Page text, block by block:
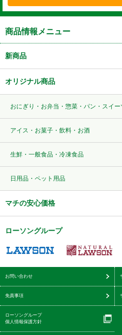
商品情報メニュー
新商品
オリジナル商品
おにぎり・お弁当・惣菜・パン・スイー
アイス・お菓子・飲料・お酒
生鮮・一般食品・冷凍食品
日用品・ペット用品
マチの安心価格
ローソングループ
お問い合わせ
免責事項
ローソングループ
個人情報保護方針